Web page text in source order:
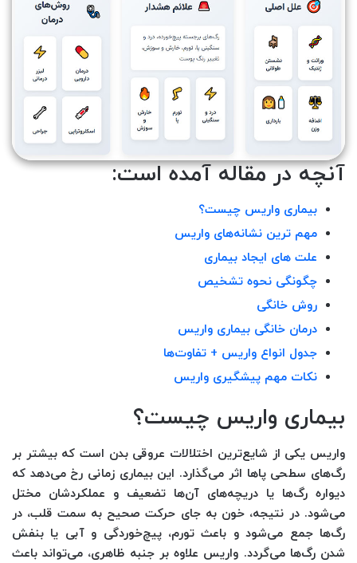
آنچه در مقاله آمده است:
بیماری واریس چیست؟
مهم ترین نشانه‌های واریس
علت های ایجاد بیماری
چگونگی نحوه تشخیص
روش خانگی
درمان خانگی بیماری واریس
جدول انواع واریس + تفاوت‌ها
نکات مهم پیشگیری واریس
بیماری واریس چیست؟
واریس یکی از شایع‌ترین اختلالات عروقی بدن است که بیشتر بر
رگ‌های سطحی پاها اثر می‌گذارد. این بیماری زمانی رخ می‌دهد که
دیواره رگ‌ها یا دریچه‌های آن‌ها تضعیف و عملکردشان مختل
می‌شود. در نتیجه، خون به جای حرکت صحیح به سمت قلب، در
رگ‌ها جمع می‌شود و باعث تورم، پیچ‌خوردگی و آبی یا بنفش
شدن رگ‌ها می‌گردد. واریس علاوه بر جنبه ظاهری، می‌تواند باعث